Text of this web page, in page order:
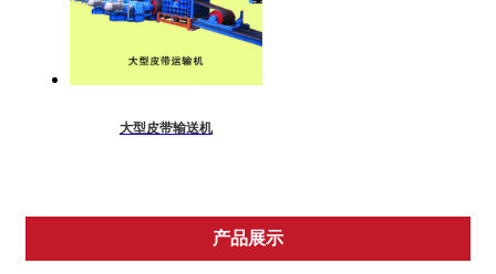
大型皮带输送机
产品展示